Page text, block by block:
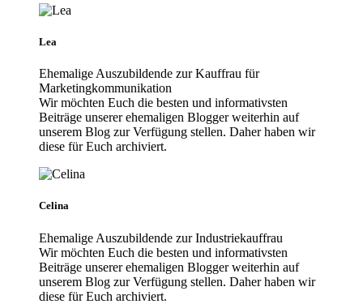
Lea
Ehemalige Auszubildende zur Kauffrau für
Marketingkommunikation
Wir möchten Euch die besten und informativsten
Beiträge unserer ehemaligen Blogger weiterhin auf
unserem Blog zur Verfügung stellen. Daher haben wir
diese für Euch archiviert.
Celina
Ehemalige Auszubildende zur Industriekauffrau
Wir möchten Euch die besten und informativsten
Beiträge unserer ehemaligen Blogger weiterhin auf
unserem Blog zur Verfügung stellen. Daher haben wir
diese für Euch archiviert.